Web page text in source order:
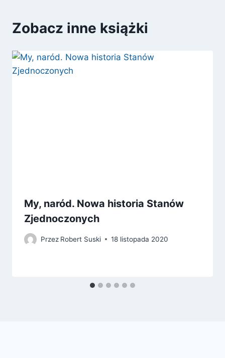
Zobacz inne książki
My, naród. Nowa historia Stanów
Zjednoczonych
Przez Robert Suski 18 listopada 2020